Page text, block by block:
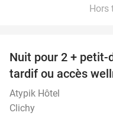
Hors
Nuit pour 2 +
tardif ou accès
Atypik Hôtel
Clichy